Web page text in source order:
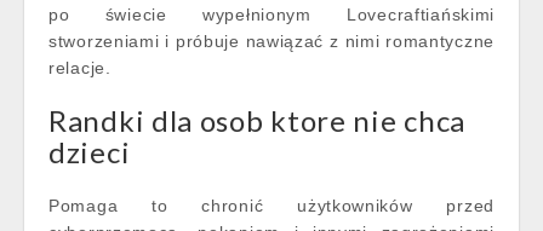
po świecie wypełnionym Lovecraftiańskimi
stworzeniami i próbuje nawiązać z nimi romantyczne
relacje.
Randki dla osob ktore nie chca
dzieci
Pomaga to chronić użytkowników przed